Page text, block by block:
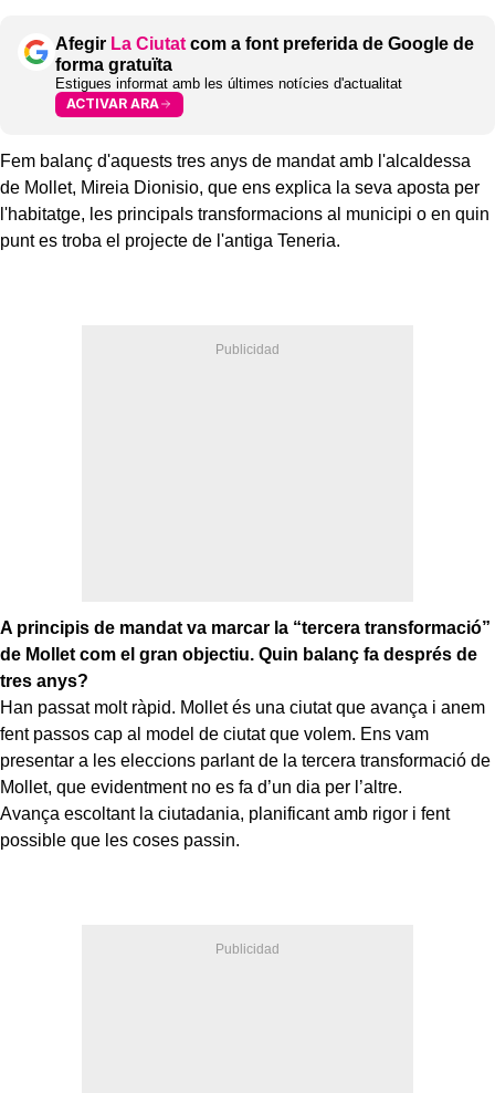
Afegir La Ciutat com a font preferida de Google de
forma gratuïta
Estigues informat amb les últimes notícies d'actualitat
ACTIVAR ARA
Fem balanç d'aquests tres anys de mandat amb l'alcaldessa
de Mollet, Mireia Dionisio, que ens explica la seva aposta per
l'habitatge, les principals transformacions al municipi o en quin
punt es troba el projecte de l'antiga Teneria.
A principis de mandat va marcar la “tercera transformació”
de Mollet com el gran objectiu. Quin balanç fa després de
tres anys?
Han passat molt ràpid. Mollet és una ciutat que avança i anem
fent passos cap al model de ciutat que volem. Ens vam
presentar a les eleccions parlant de la tercera transformació de
Mollet, que evidentment no es fa d’un dia per l’altre.
Avança escoltant la ciutadania, planificant amb rigor i fent
possible que les coses passin.